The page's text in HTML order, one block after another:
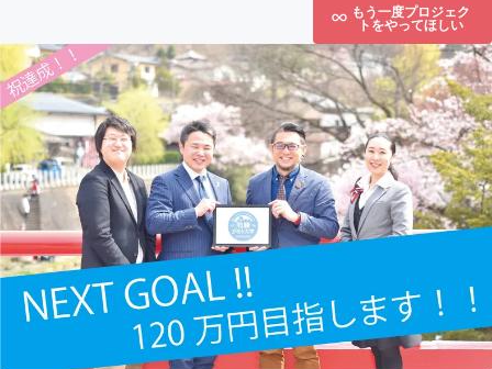
もう一度プロジェク
トをやってほしい